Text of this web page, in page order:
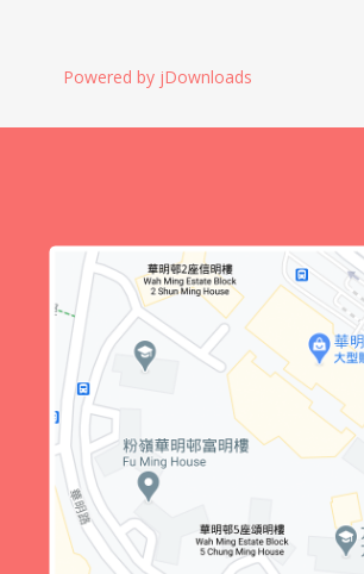
Powered by jDownloads